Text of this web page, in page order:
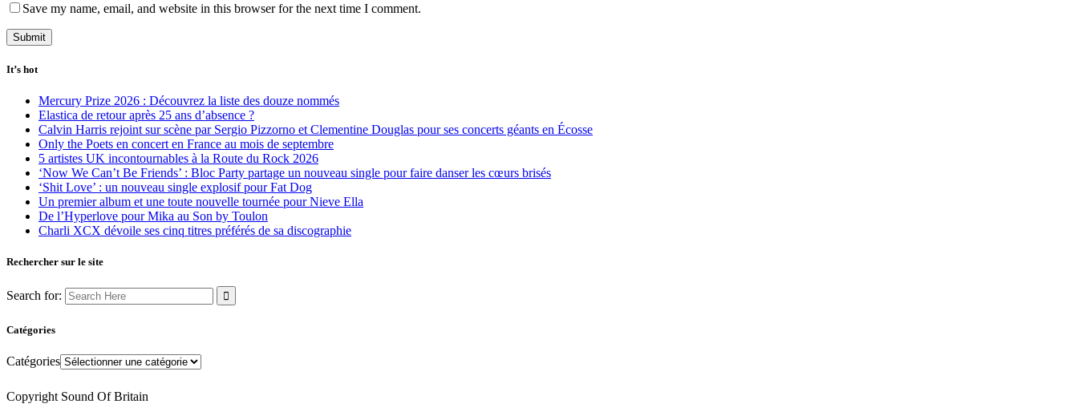
Save my name, email, and website in this browser for the next time I comment.
It’s hot
Mercury Prize 2026 : Découvrez la liste des douze nommés
Elastica de retour après 25 ans d’absence ?
Calvin Harris rejoint sur scène par Sergio Pizzorno et Clementine Douglas pour ses concerts géants en Écosse
Only the Poets en concert en France au mois de septembre
5 artistes UK incontournables à la Route du Rock 2026
‘Now We Can’t Be Friends’ : Bloc Party partage un nouveau single pour faire danser les cœurs brisés
‘Shit Love’ : un nouveau single explosif pour Fat Dog
Un premier album et une toute nouvelle tournée pour Nieve Ella
De l’Hyperlove pour Mika au Son by Toulon
Charli XCX dévoile ses cinq titres préférés de sa discographie
Rechercher sur le site
Search for:
Catégories
Catégories
Copyright Sound Of Britain